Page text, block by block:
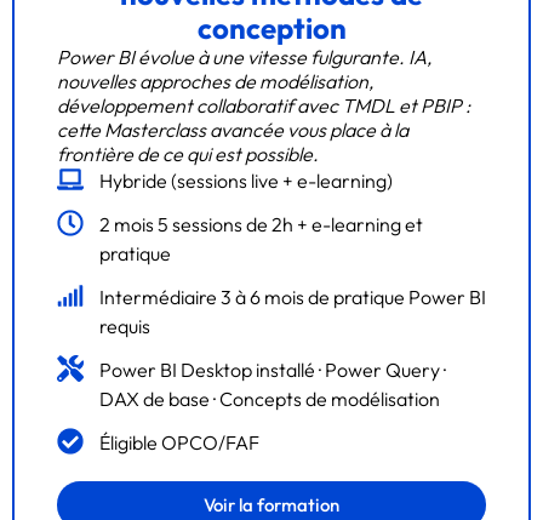
conception
Power BI évolue à une vitesse fulgurante. IA,
nouvelles approches de modélisation,
développement collaboratif avec TMDL et PBIP :
cette Masterclass avancée vous place à la
frontière de ce qui est possible.
Hybride (sessions live + e-learning)
2 mois 5 sessions de 2h + e-learning et
pratique
Intermédiaire 3 à 6 mois de pratique Power BI
requis
Power BI Desktop installé · Power Query ·
DAX de base · Concepts de modélisation
Éligible OPCO/FAF
Voir la formation